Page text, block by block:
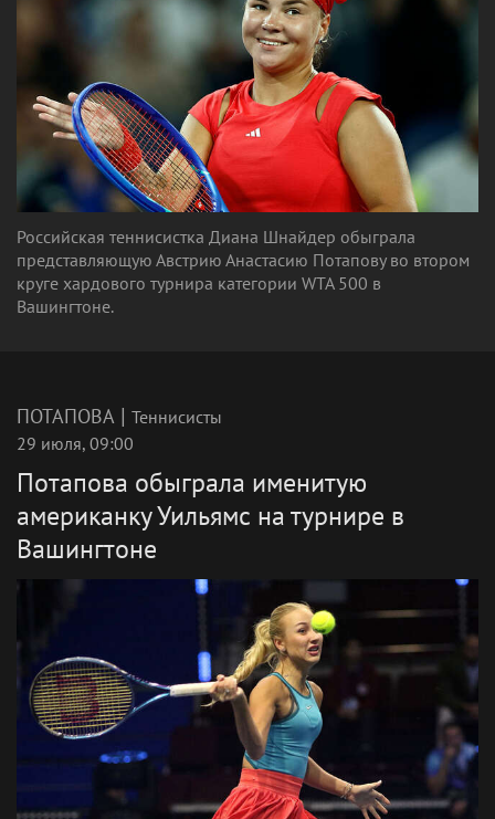
Российская теннисистка Диана Шнайдер обыграла
представляющую Австрию Анастасию Потапову во втором
круге хардового турнира категории WTA 500 в
Вашингтоне.
ПОТАПОВА | Теннисисты
29 июля, 09:00
Потапова обыграла именитую
американку Уильямс на турнире в
Вашингтоне